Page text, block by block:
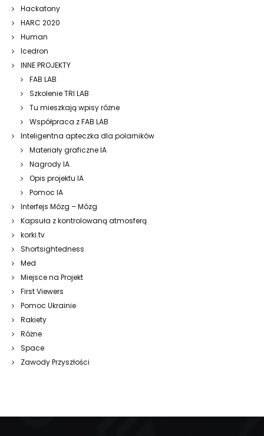
Hackatony
HARC 2020
Human
Icedron
INNE PROJEKTY
FAB LAB
Szkolenie TRI LAB
Tu mieszkają wpisy różne
Współpraca z FAB LAB
Inteligentna apteczka dla polarników
Materiały graficzne IA
Nagrody IA
Opis projektu IA
Pomoc IA
Interfejs Mózg – Mózg
Kapsuła z kontrolowaną atmosferą
korki.tv
Shortsightedness
Med
Miejsce na Projekt
First Viewers
Pomoc Ukrainie
Rakiety
Różne
Space
Zawody Przyszłości